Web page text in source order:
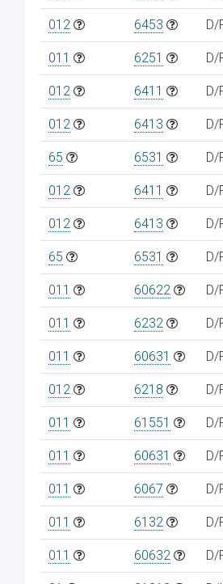
012 6453 D/
011 6251 D/
012 6411 D/
012 6413 D/
65 6531 D/
012 6411 D/
012 6413 D/
65 6531 D/
011 60622 D/
011 6232 D/
011 60631 D/
012 6218 D/
011 61551 D/
011 60631 D/
011 6067 D/
011 6132 D/
011 60632 D/